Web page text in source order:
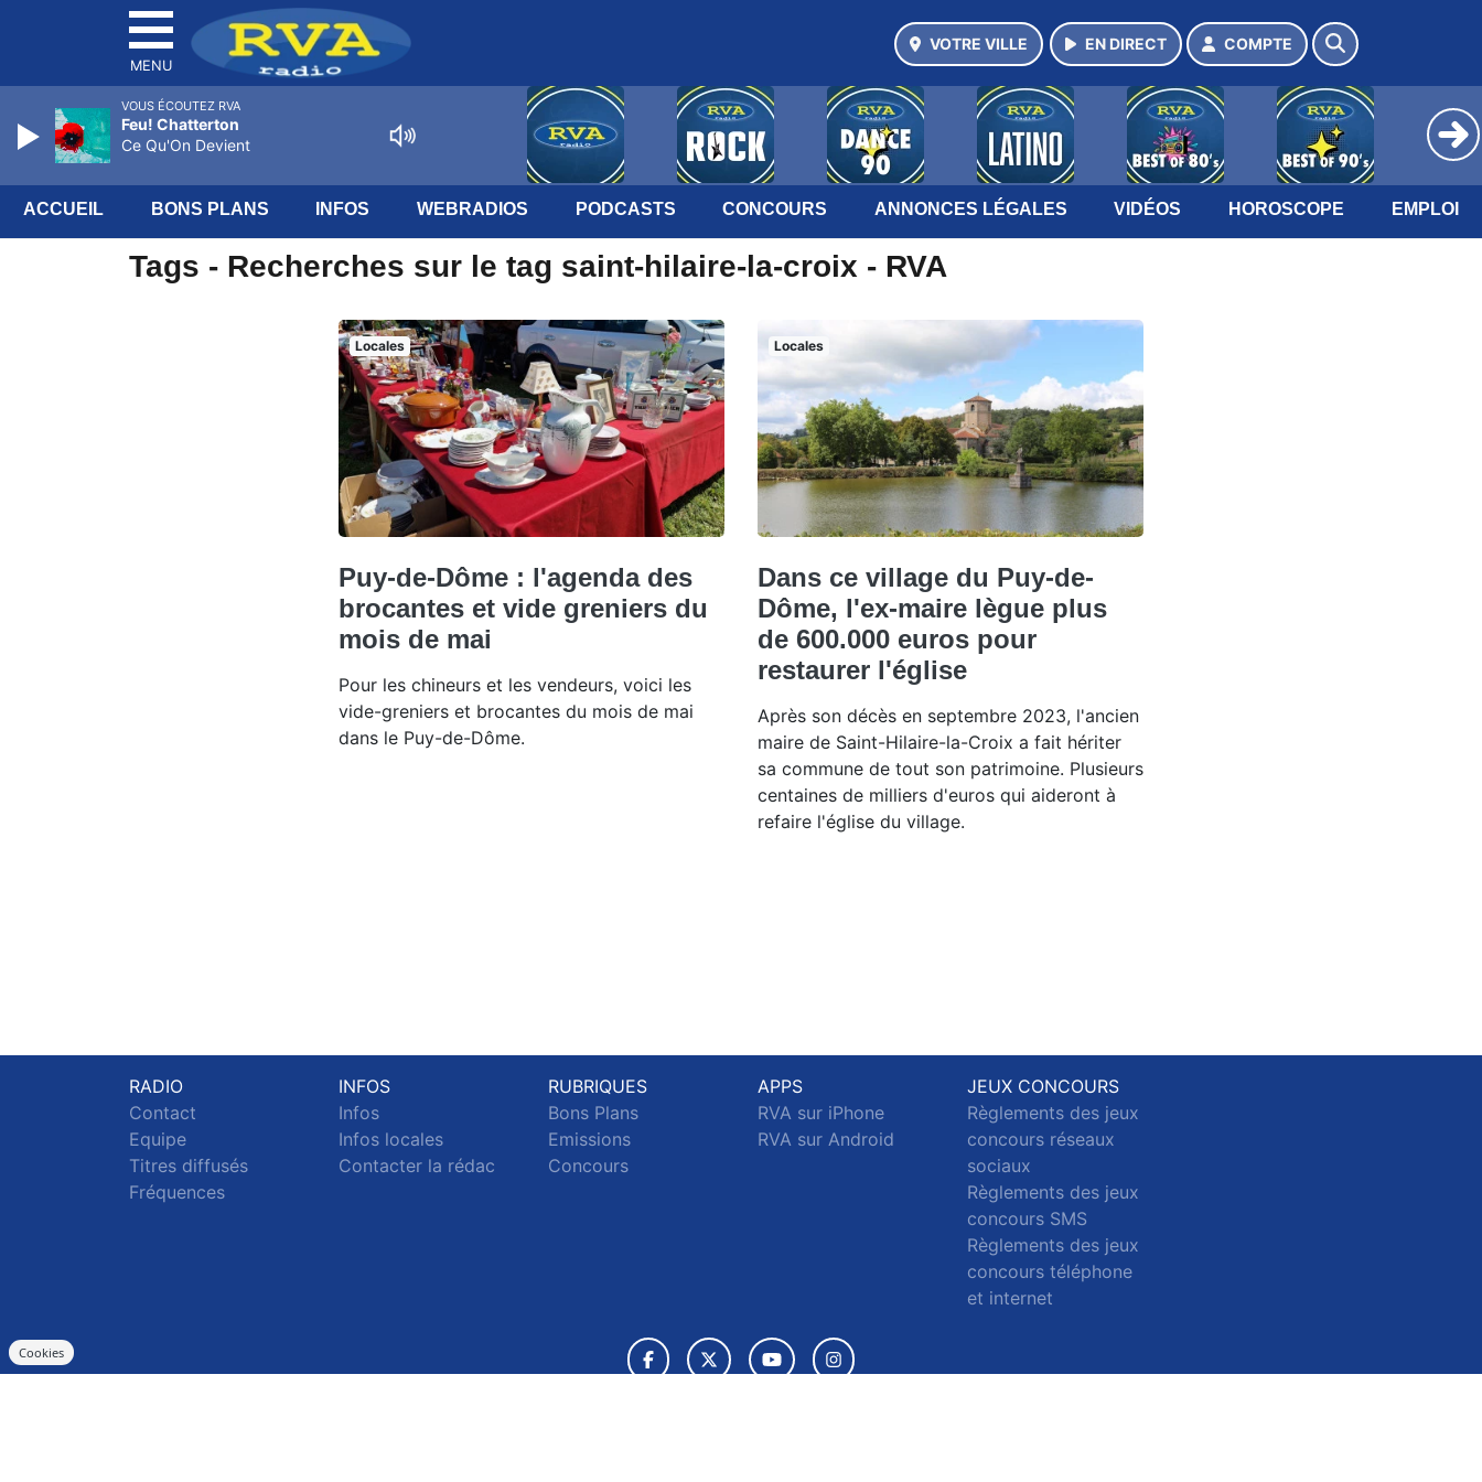
MENU
VOTRE VILLE EN DIRECT COMPTE
ACCUEIL BONS PLANS INFOS WEBRADIOS PODCASTS CONCOURS ANNONCES LÉGALES VIDÉOS HOROSCOPE EMPLOI
Tags - Recherches sur le tag saint-hilaire-la-croix - RVA
Locales
Puy-de-Dôme : l'agenda des
brocantes et vide greniers du
mois de mai
Pour les chineurs et les vendeurs, voici les
vide-greniers et brocantes du mois de mai
dans le Puy-de-Dôme.
Locales
Dans ce village du Puy-de-
Dôme, l'ex-maire lègue plus
de 600.000 euros pour
restaurer l'église
Après son décès en septembre 2023, l'ancien
maire de Saint-Hilaire-la-Croix a fait hériter
sa commune de tout son patrimoine. Plusieurs
centaines de milliers d'euros qui aideront à
refaire l'église du village.
RADIO
Contact
Equipe
Titres diffusés
Fréquences
INFOS
Infos
Infos locales
Contacter la rédac
RUBRIQUES
Bons Plans
Emissions
Concours
APPS
RVA sur iPhone
RVA sur Android
JEUX CONCOURS
Règlements des jeux
concours réseaux
sociaux
Règlements des jeux
concours SMS
Règlements des jeux
concours téléphone
et internet
VOUS ÉCOUTEZ RVA
Feu! Chatterton
Ce Qu'On Devient
Cookies